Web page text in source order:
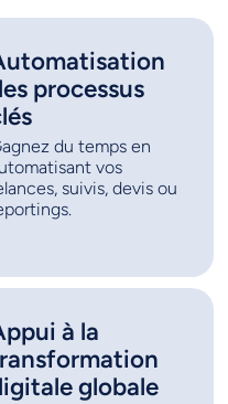
processus
du temps en
vos
suivis, devis ou
à la
globale